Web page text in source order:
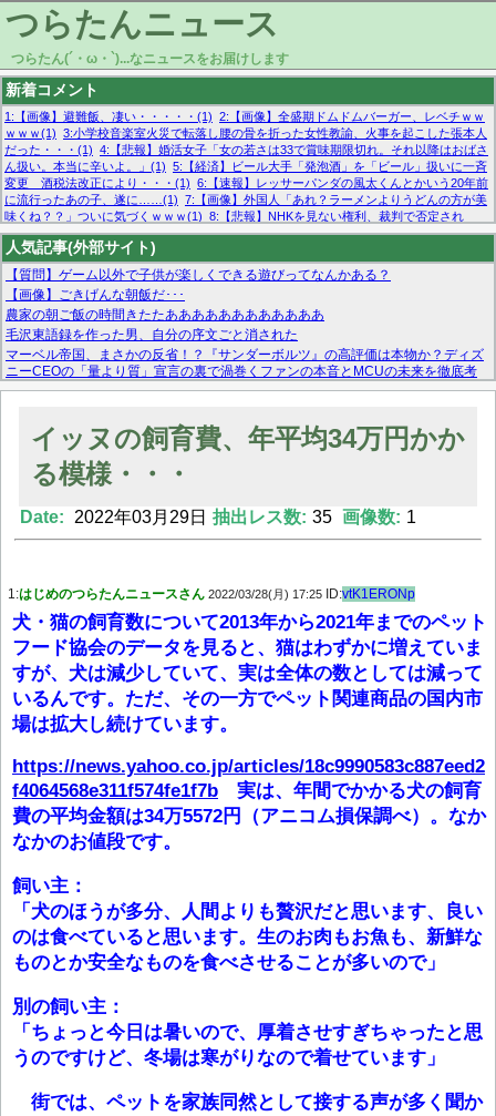
つらたんニュース
つらたん(´・ω・`)...なニュースをお届けします
新着コメント
1:【画像】避難飯、凄い・・・・・(1) 2:【画像】全盛期ドムドムバーガー、レベチｗｗ
ｗｗｗ(1) 3:小学校音楽室火災で転落し腰の骨を折った女性教諭、火事を起こした張本人
だった・・・(1) 4:【悲報】婚活女子「女の若さは33で賞味期限切れ。それ以降はおばさ
ん扱い。本当に辛いよ。」(1) 5:【経済】ビール大手「発泡酒」を「ビール」扱いに一斉
変更 酒税法改正により・・・(1) 6:【速報】レッサーパンダの風太くんとかいう20年前
に流行ったあの子、遂に……(1) 7:【画像】外国人「あれ？ラーメンよりうどんの方が美
味くね？？」ついに気づくｗｗｗ(1) 8:【悲報】NHKを見ない権利、裁判で否定され
る・・・(1) 9:欧州委員長「原発縮小は間違いでした」(1) 10:【悲報】日本企業の人手不
足、限界突破 52%「正社員も足りてません…」(1)
人気記事(外部サイト)
【質問】ゲーム以外で子供が楽しくできる遊びってなんかある？
【画像】ごきげんな朝飯だ･･･
農家の朝ご飯の時間きたたああああああああああああ
毛沢東語録を作った男、自分の序文ごと消された
マーベル帝国、まさかの反省！？『サンダーボルツ』の高評価は本物か？ディズ
ニーCEOの「量より質」宣言の裏で渦巻くファンの本音とMCUの未来を徹底考
察！
【画像あり】FacebookとかTwitterで拾ったエロ画像貼ってくよ
イッヌの飼育費、年平均34万円かか
る模様・・・
Date: 2022年03月29日 抽出レス数: 35 画像数: 1
1:はじめのつらたんニュースさん 2022/03/28(月) 17:25 ID:vtK1ERONp
犬・猫の飼育数について2013年から2021年までのペット
フード協会のデータを見ると、猫はわずかに増えていま
すが、犬は減少していて、実は全体の数としては減って
いるんです。ただ、その一方でペット関連商品の国内市
場は拡大し続けています。
https://news.yahoo.co.jp/articles/18c9990583c887eed2
f4064568e311f574fe1f7b 実は、年間でかかる犬の飼育
費の平均金額は34万5572円（アニコム損保調べ）。なか
なかのお値段です。
飼い主：
「犬のほうが多分、人間よりも贅沢だと思います、良い
のは食べていると思います。生のお肉もお魚も、新鮮な
ものとか安全なものを食べさせることが多いので」
別の飼い主：
「ちょっと今日は暑いので、厚着させすぎちゃったと思
うのですけど、冬場は寒がりなので着せています」
街では、ペットを家族同然として接する声が多く聞か